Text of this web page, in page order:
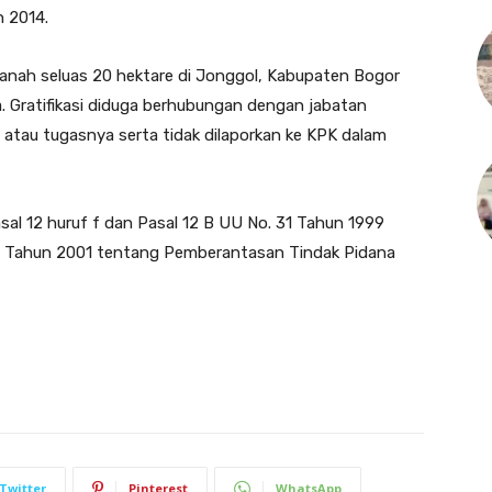
2014.
seluas 20 hektare di Jonggol, Kabupaten Bogor
diduga berhubungan dengan jabatan
tugasnya serta tidak dilaporkan ke KPK dalam
12 huruf f dan Pasal 12 B UU No. 31 Tahun 1999
2001 tentang Pemberantasan Tindak Pidana
Twitter Pinterest WhatsApp